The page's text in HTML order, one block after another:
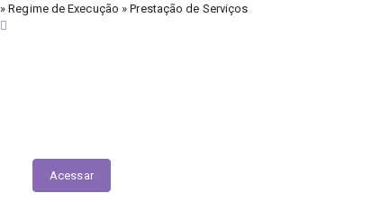
» Regime de Execução » Prestação de Serviços
Acessar